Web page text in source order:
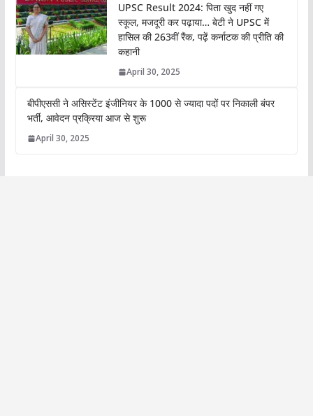
UPSC Result 2024: पिता खुद नहीं गए
स्कूल, मजदूरी कर पढ़ाया… बेटी ने UPSC में
हासिल की 263वीं रैंक, पढ़ें कर्नाटक की प्रीति की
कहानी
April 30, 2025
बीपीएससी ने असिस्टेंट इंजीनियर के 1000 से ज्यादा पदों पर निकाली बंपर
भर्ती, आवेदन प्रक्रिया आज से शुरू
April 30, 2025